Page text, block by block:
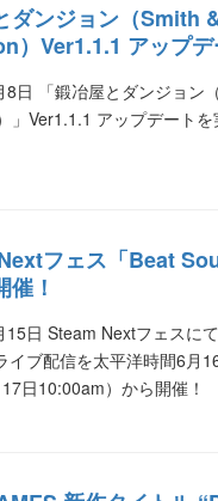
ダンジョン（Smith
）Ver1.1.1 アップデ
8日 「鍛冶屋とダンジョン
」Ver1.1.1 アップデートを
フェス「Beat
催！
日 Steam Nextフェスに
イブ配信を太平洋時間6月
日10:00am）から開催！